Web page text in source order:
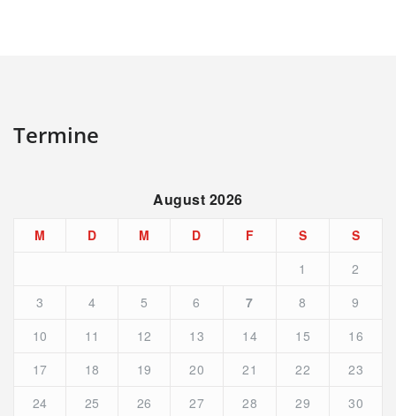
Termine
August 2026
M D M D F S
S
1
2
3
4 5 6 7 8
9
10
11 12 13 14 15
16
17
18 19 20 21 22
23
24
25 26 27 28 29 30